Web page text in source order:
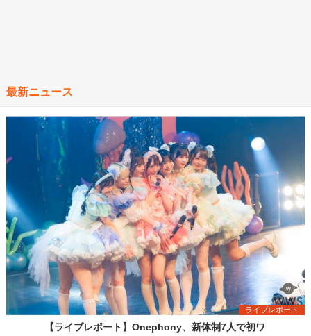
最新ニュース
ライブレポート
【ライブレポート】Onephony、新体制7人で初ワ